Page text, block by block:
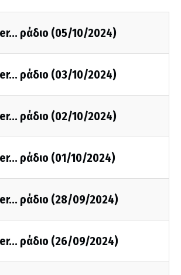
ράδιο (05/10/2024)
ράδιο (03/10/2024)
ράδιο (02/10/2024)
ράδιο (01/10/2024)
ράδιο (28/09/2024)
ράδιο (26/09/2024)